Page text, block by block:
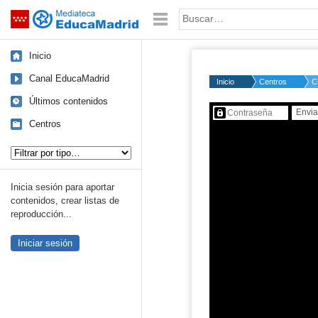
Saltar navegación Palabra o frase:
Inicio
Canal EducaMadrid
Últimos contenidos
Centros
Inicia sesión para aportar
contenidos, crear listas de
reproducción...
Iniciar sesión
Inicio Centros
Contenido protegido…